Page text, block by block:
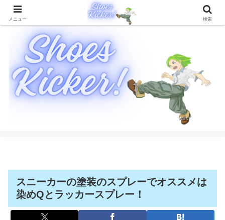
靴に関することを徹底的に解説したブログメディア
スニーカーの塗装のスプレーでオススメは
染めQとラッカースプレー！
メニュー 検索